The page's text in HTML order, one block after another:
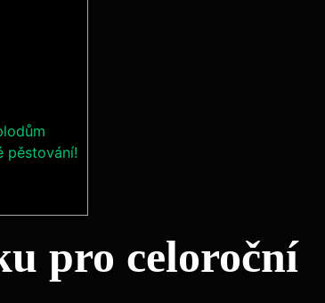
pěstování!
pro celoroční